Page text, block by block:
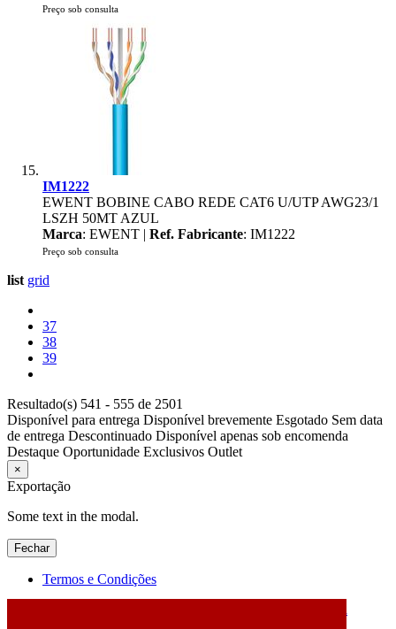
Preço sob consulta
IM1222
EWENT BOBINE CABO REDE CAT6 U/UTP AWG23/1
LSZH 50MT AZUL
Marca: EWENT | Ref. Fabricante: IM1222
Preço sob consulta
list grid
37
38
39
Resultado(s) 541 - 555 de 2501
Disponível para entrega Disponível brevemente Esgotado Sem data
de entrega Descontinuado Disponível apenas sob encomenda
Destaque Oportunidade Exclusivos Outlet
×
Exportação
Some text in the modal.
Fechar
Termos e Condições